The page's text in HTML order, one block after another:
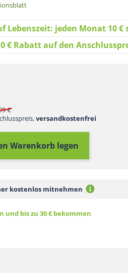
Lebenszeit: jeden Monat 10 €
€ Rabatt auf den
versandkostenfrei
Warenkorb legen
kostenlos mitnehmen
und bis zu 30 € bekommen